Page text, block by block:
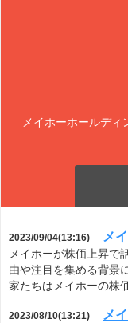
メイホーホールデ
2023/09/04(13:16) メ
メイホーが株価上昇で
由や注目を集める背景
家たちはメイホーの株
2023/08/10(13:21) メ